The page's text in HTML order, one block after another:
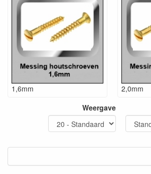
1,6mm
2,0mm
Weergave